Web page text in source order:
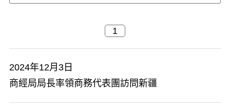
2024年12月3日
​商經局局長率領商務代表團訪問新疆